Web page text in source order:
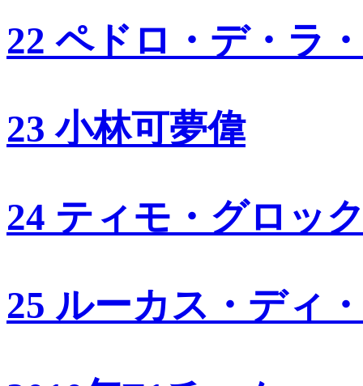
22 ペドロ・デ・ラ
23 小林可夢偉
24 ティモ・グロッ
25 ルーカス・ディ